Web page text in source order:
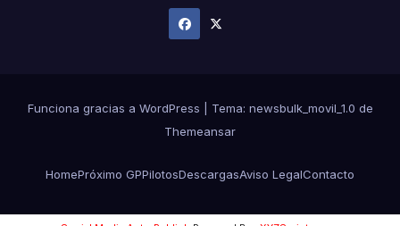
Funciona gracias a WordPress Tema: newsbulk_movil_1.0 de
Themeansar
HomePróximo GPPilotosDescargasAviso LegalContacto